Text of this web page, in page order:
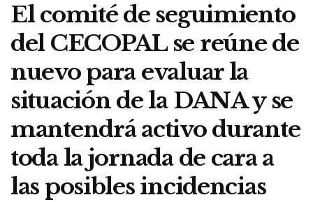
El comité de seguimiento
del CECOPAL se reúne de
nuevo para evaluar la
situación de la DANA y se
mantendrá activo durante
toda la jornada de cara a
las posibles incidencias